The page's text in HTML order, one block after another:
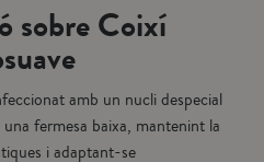
sobre Coixí
amb un nucli despecial
fermesa baixa, mantenint la
i adaptant-se